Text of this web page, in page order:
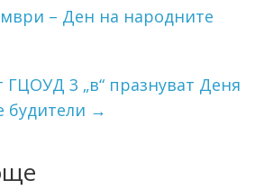
– Ден на народните
ГЦОУД 3 „в“ празнуват Деня
будители →